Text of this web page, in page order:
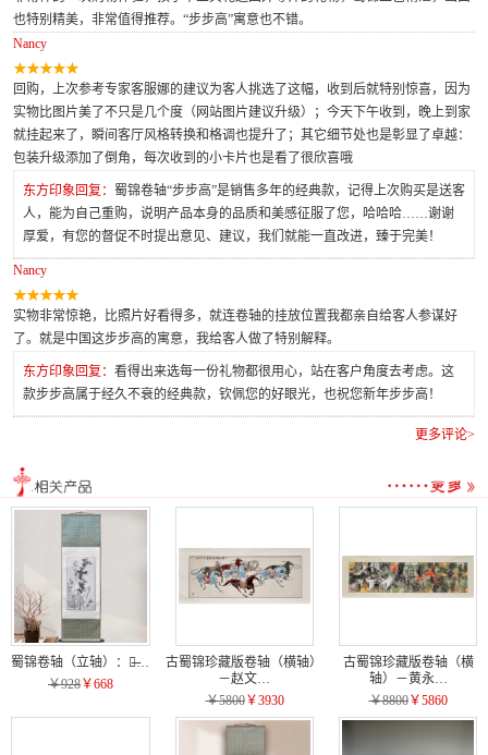
也特别精美，非常值得推荐。“步步高”寓意也不错。
Nancy
回购，上次参考专家客服娜的建议为客人挑选了这幅，收到后就特别惊喜，因为
实物比图片美了不只是几个度（网站图片建议升级）；今天下午收到，晚上到家
就挂起来了，瞬间客厅风格转换和格调也提升了；其它细节处也是彰显了卓越：
包装升级添加了倒角，每次收到的小卡片也是看了很欣喜哦
东方印象回复： 蜀锦卷轴“步步高”是销售多年的经典款，记得上次购买是送客
人，能为自己重购，说明产品本身的品质和美感征服了您，哈哈哈……谢谢
厚爱，有您的督促不时提出意见、建议，我们就能一直改进，臻于完美！
Nancy
实物非常惊艳，比照片好看得多，就连卷轴的挂放位置我都亲自给客人参谋好
了。就是中国这步步高的寓意，我给客人做了特别解释。
东方印象回复： 看得出来选每一份礼物都很用心，站在客户角度去考虑。这
款步步高属于经久不衰的经典款，钦佩您的好眼光，也祝您新年步步高！
更多评论>
蜀锦卷轴（立轴）：清̶…
￥928￥668
古蜀锦珍藏版卷轴（横轴）
－赵文…
￥5800￥3930
古蜀锦珍藏版卷轴（横
轴）－黄永…
￥8800￥5860